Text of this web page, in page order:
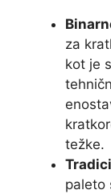
za
kot je
težke.
paleto